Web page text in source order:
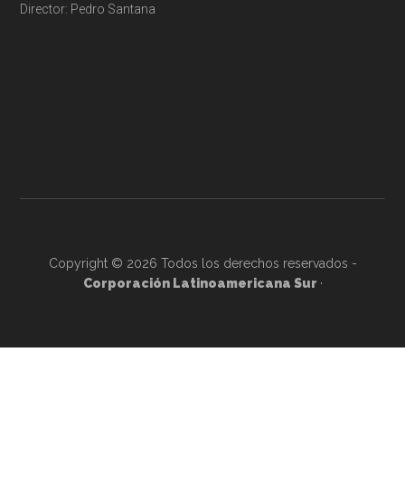
Director: Pedro Santana
Copyright © 2026 Todos los derechos reservados -
Corporación Latinoamericana Sur ·